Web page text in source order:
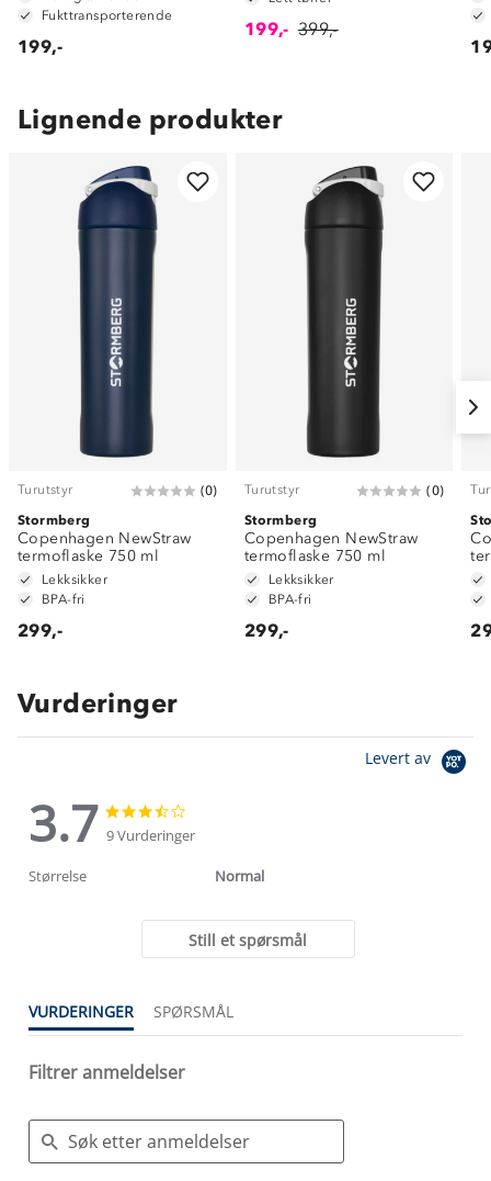
Fukttransporterende
199,-
199,- 399,-
Lignende produkter
Turutstyr (0)
Stormberg
Copenhagen NewStraw
termoflaske 750 ml
Lekksikker
BPA-fri
299,-
Turutstyr (0)
Stormberg
Copenhagen NewStraw
termoflaske 750 ml
Lekksikker
BPA-fri
299,-
Vurderinger
Levert av
3.7
3.7
star
rating
star
9 Vurderinger
Størrelse Normal
Still et spørsmål
VURDERINGER SPØRSMÅL
Filtrer anmeldelser